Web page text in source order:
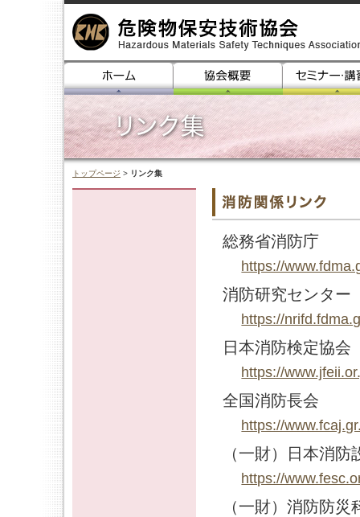
トップページ > リンク集
総務省消防庁
https://
消防研究センター
https://
日本消防検定協会
https://
全国消防長会
https://
（一財）日本消
https://
（一財）消防防災